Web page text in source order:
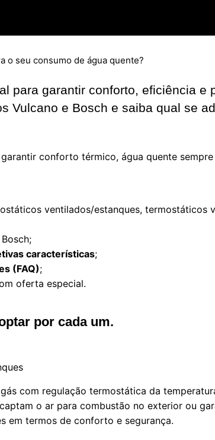
o seu consumo de água quente?
para garantir conforto, eficiência e
Vulcano e Bosch e saiba qual se
conforto térmico, água quente
ventilados/estanques, termostáticos
características;
(FAQ);
oferta especial.
por cada um.
com regulação termostática da
o ar para combustão no exterior ou
em termos de conforto e segurança.